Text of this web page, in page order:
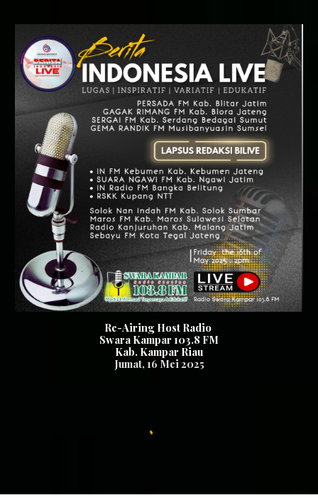
Re-Airing Host Radio
Swara Kampar 103.8 FM
Kab. Kampar Riau
Jumat, 16 Mei 2025